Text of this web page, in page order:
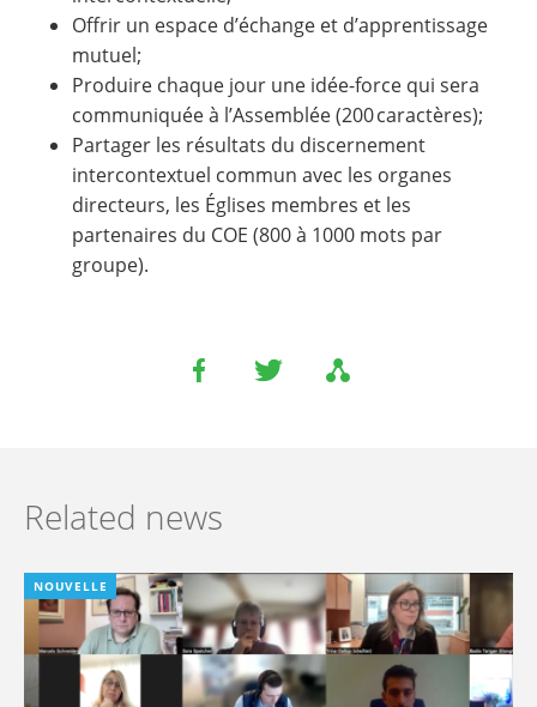
Offrir un espace d’échange et d’apprentissage
mutuel;
Produire chaque jour une idée-force qui sera
communiquée à l’Assemblée (200 caractères);
Partager les résultats du discernement
intercontextuel commun avec les organes
directeurs, les Églises membres et les
partenaires du COE (800 à 1000 mots par
groupe).
Related news
NOUVELLE